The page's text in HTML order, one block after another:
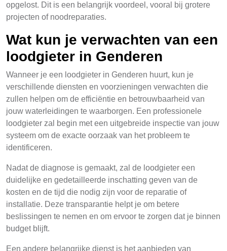
opgelost. Dit is een belangrijk voordeel, vooral bij grotere
projecten of noodreparaties.
Wat kun je verwachten van een
loodgieter in Genderen
Wanneer je een loodgieter in Genderen huurt, kun je
verschillende diensten en voorzieningen verwachten die
zullen helpen om de efficiëntie en betrouwbaarheid van
jouw waterleidingen te waarborgen. Een professionele
loodgieter zal begin met een uitgebreide inspectie van jouw
systeem om de exacte oorzaak van het probleem te
identificeren.
Nadat de diagnose is gemaakt, zal de loodgieter een
duidelijke en gedetailleerde inschatting geven van de
kosten en de tijd die nodig zijn voor de reparatie of
installatie. Deze transparantie helpt je om betere
beslissingen te nemen en om ervoor te zorgen dat je binnen
budget blijft.
Een andere belangrijke dienst is het aanbieden van